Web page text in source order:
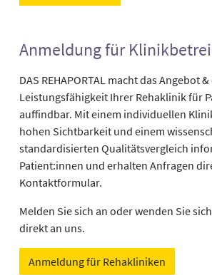
Anmeldung für
DAS REHAPORTAL macht das Angebot
Leistungsfähigkeit Ihrer Rehaklinik für
auffindbar. Mit einem individuellen
hohen Sichtbarkeit und einem
standardisierten Qualitätsvergleich
Patient:innen und erhalten Anfragen
Kontaktformular.
Melden Sie sich an oder wenden Sie
direkt an uns.
Anmeldung für Rehakliniken